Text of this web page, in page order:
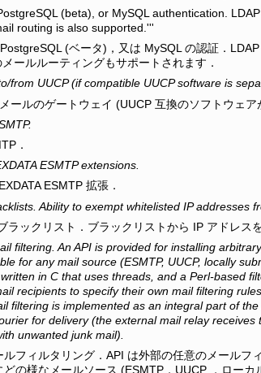
(beta), or MySQL authentication.
routing is also supported.'''
(ベータ)，又は MySQL の認証．LDAP
ールルーティングもサポートされます．
from UUCP (if compatible UUCP software is
ールのゲートウェイ (UUCP 互換のソフトウェ
．
ESMTP extensions.
ESMTP 拡張．
Ability to exempt whitelisted IP addresses
ラックリスト．ブラックリストから IP アドレス
filtering. An API is provided for installing
for any mail source (ESMTP, UUCP, locally
in C that uses threads, and a Perl-based
recipients to specify their own mail filtering
filtering is implemented as an integral part of
for delivery (the external mail relay
unwanted junk mail).
ルフィルタリング．API は外部の任意のメール
どの様なメールソース (ESMTP，UUCP ，ロー